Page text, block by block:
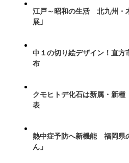
江戸～昭和の生活 北九州・
展｣
中１の切り絵デザイン！直方
布
クモヒトデ化石は新属・新
表
熱中症予防へ新機能 福岡県
ん」